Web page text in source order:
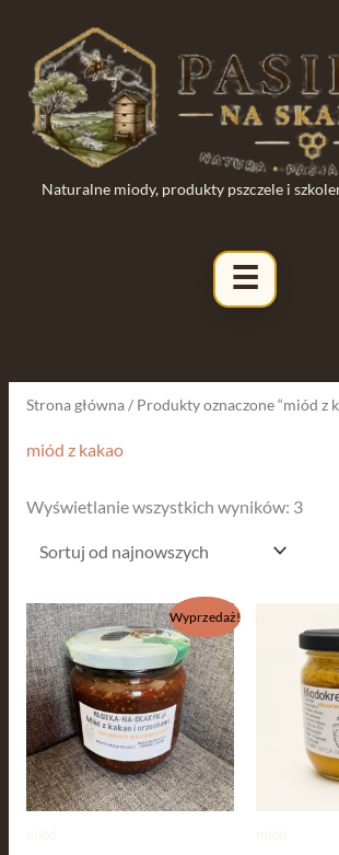
treści
Naturalne miody, produkty pszczele i
Strona główna/ Produkty oznaczone “miód z
miód z kakao
Wyświetlanie wszystkich wyników: 3
Wyprzedaż!
Pierwotna
cena
wynosiła:
40,00 zł.
Aktualna
cena
wynosi:
29,99 zł.